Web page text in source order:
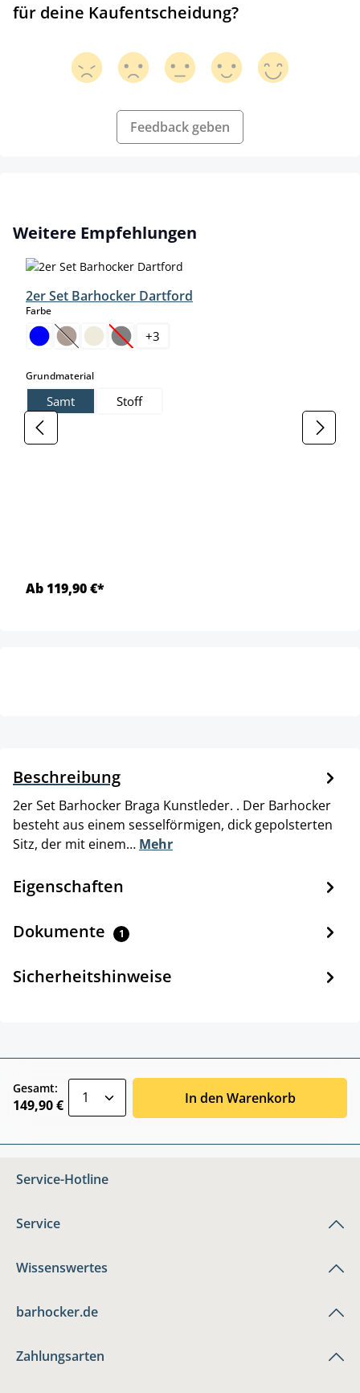
für deine Kaufentscheidung?
Feedback geben
Produktgalerie überspringen
Weitere Empfehlungen
2er Set Barhocker Dartford
Farbeauswählen
(Diese Option ist zurzeit nicht verfügbar.)
(Diese Option ist zurzeit nicht verfügbar.)
+3
Grundmaterialauswählen
Samt Stoff
Ab 119,90 €*
Beschreibung
2er Set Barhocker Braga Kunstleder. . Der Barhocker
besteht aus einem sesselförmigen, dick gepolsterten
Sitz, der mit einem… Mehr
Eigenschaften
Dokumente 1
Sicherheitshinweise
Gesamt:
149,90 € In den Warenkorb
Service-Hotline
Service
Wissenswertes
barhocker.de
Zahlungsarten